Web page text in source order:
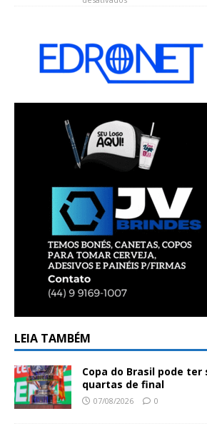
LEIA TAMBÉM
Copa do Brasil pode ter
quartas de final
07/08/2026 0